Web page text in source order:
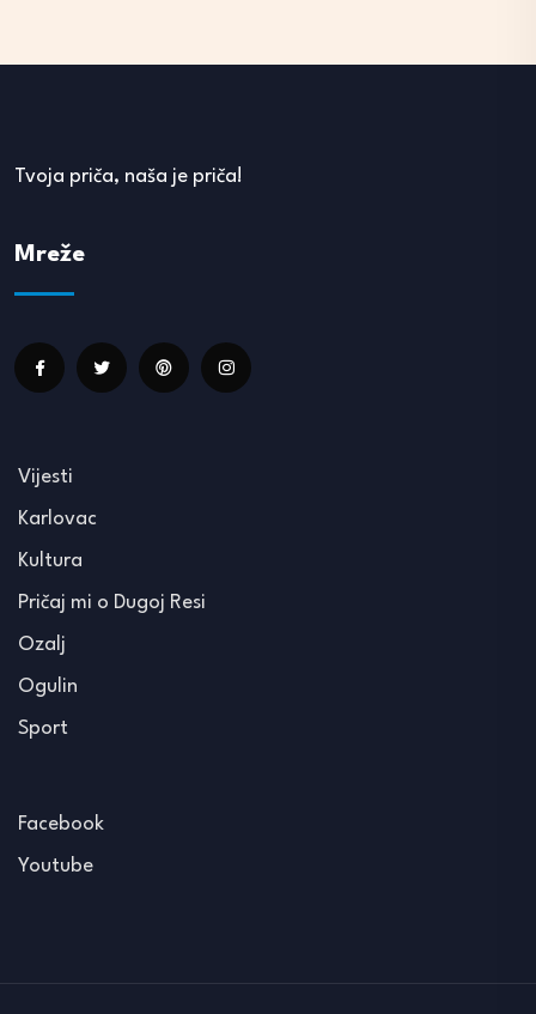
Tvoja priča, naša je priča!
Mreže
Vijesti
Karlovac
Kultura
Pričaj mi o Dugoj Resi
Ozalj
Ogulin
Sport
Facebook
Youtube